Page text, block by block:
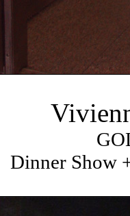
Dinner Show